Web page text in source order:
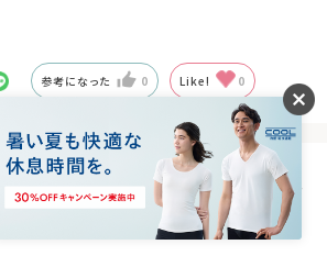
参考になった 0 Like! 0
2026.1.4